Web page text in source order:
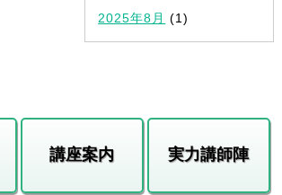
2025年8月 (1)
講座案内 実力講師陣